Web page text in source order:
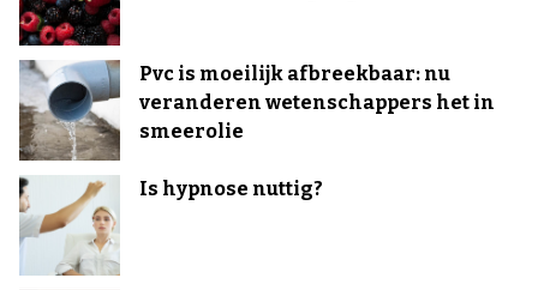
Pvc is moeilijk afbreekbaar: nu
veranderen wetenschappers het in
smeerolie
Is hypnose nuttig?